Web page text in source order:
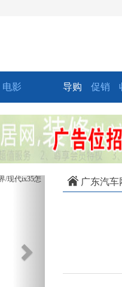
电影 导购 促销
Next 广东汽车